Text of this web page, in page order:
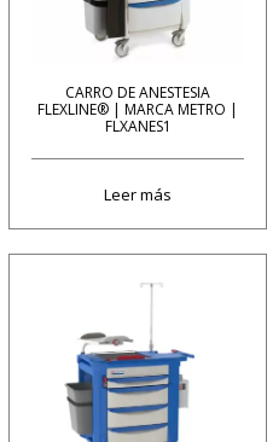
CARRO DE ANESTESIA
FLEXLINE® | MARCA METRO |
FLXANES1
Leer más